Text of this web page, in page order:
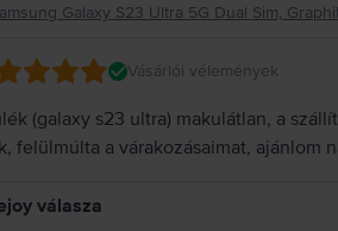
Galaxy S23 Ultra 5G Dual Sim,
Vásárlói vélemények
(galaxy s23 ultra) makulátlan, a
felülmúlta a várakozásaimat, ajánlom
válasza